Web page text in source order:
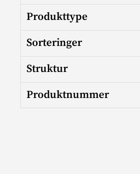
Produkttype
Sorteringer
Struktur
Produktnummer